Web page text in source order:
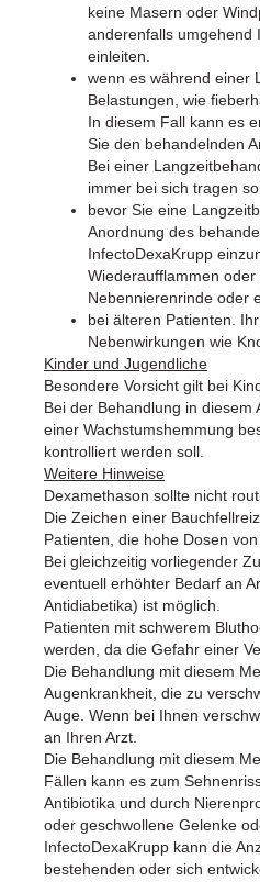
keine Masern oder
anderenfalls umgehend
einleiten.
wenn es während einer
Belastungen, wie
In diesem Fall kann es
Sie den behandelnden
Bei einer
immer bei sich tragen
bevor Sie eine
Anordnung des
InfectoDexaKrupp
Wiederaufflammen
Nebennierenrinde oder
bei älteren Patienten.
Nebenwirkungen wie
Kinder und Jugendliche
Besondere Vorsicht gilt bei
Bei der Behandlung in
einer Wachstumshemmung
kontrolliert werden soll.
Weitere Hinweise
Dexamethason sollte nicht
Die Zeichen einer
Patienten, die hohe Dosen
Bei gleichzeitig vorliegender
eventuell erhöhter Bedarf an
Antidiabetika) ist möglich.
Patienten mit schwerem
werden, da die Gefahr einer
Die Behandlung mit diesem
Augenkrankheit, die zu
Auge. Wenn bei Ihnen
an Ihren Arzt.
Die Behandlung mit diesem
Fällen kann es zum
Antibiotika und durch
oder geschwollene Gelenke
InfectoDexaKrupp kann die
bestehenden oder sich